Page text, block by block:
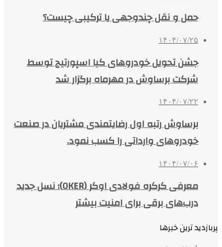
حمل و نقل چندوجهی یا ترکیبی چیست؟
۱۴۰۴/۰۷/۲۵
جشن تحویل خودروهای کیا اسپورتیج توسط
شرکت برساوش در مهرماه برگزار شد
۱۴۰۴/۰۷/۲۲
برساوش رتبه اول رضایتمندی مشتریان در صنعت
خودروهای وارداتی را کسب نمود.
۱۴۰۴/۰۷/۰۶
معرفی کرکره فولادی اوکر (OKER)؛ نسل جدید
درب‌های برقی برای امنیت بیشتر
پربازدید ترین خبرها